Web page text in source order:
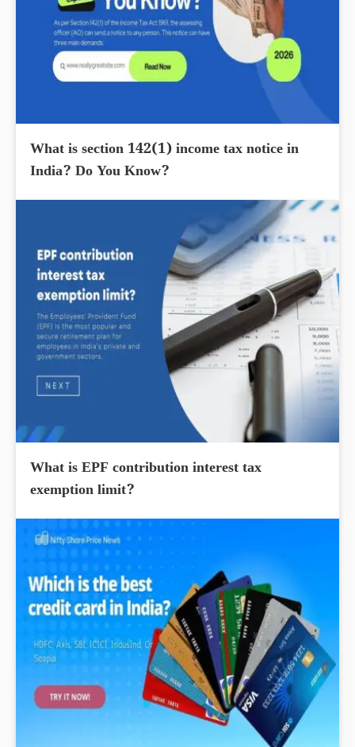
What is section 142(1) income tax notice in
India? Do You Know?
What is EPF contribution interest tax
exemption limit?